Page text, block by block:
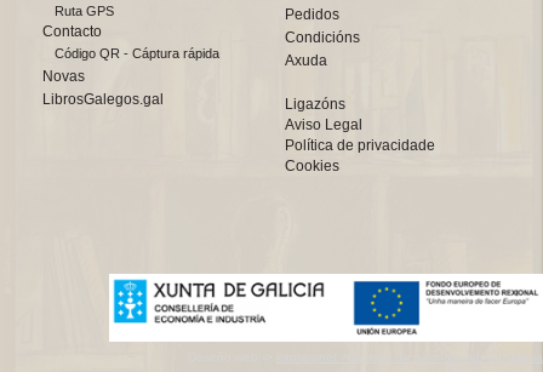
Ruta GPS
Contacto
Código QR - Cáptura rápida
Novas
LibrosGalegos.gal
Pedidos
Condicións
Axuda
Ligazóns
Aviso Legal
Política de privacidade
Cookies